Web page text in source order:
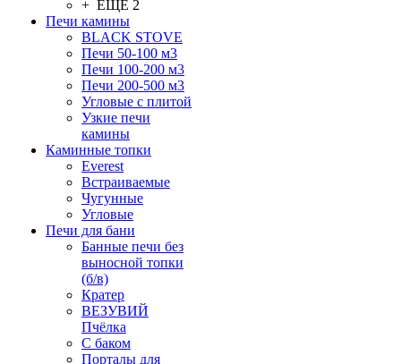
+ ЕЩЕ 2
Печи камины
BLACK STOVE
Печи 50-100 м3
Печи 100-200 м3
Печи 200-500 м3
Угловые с плитой
Узкие печи
камины
Каминные топки
Everest
Встраиваемые
Чугунные
Угловые
Печи для бани
Банные печи без
выносной топки
(б/в)
Кратер
ВЕЗУВИЙ
Пчёлка
С баком
Порталы для